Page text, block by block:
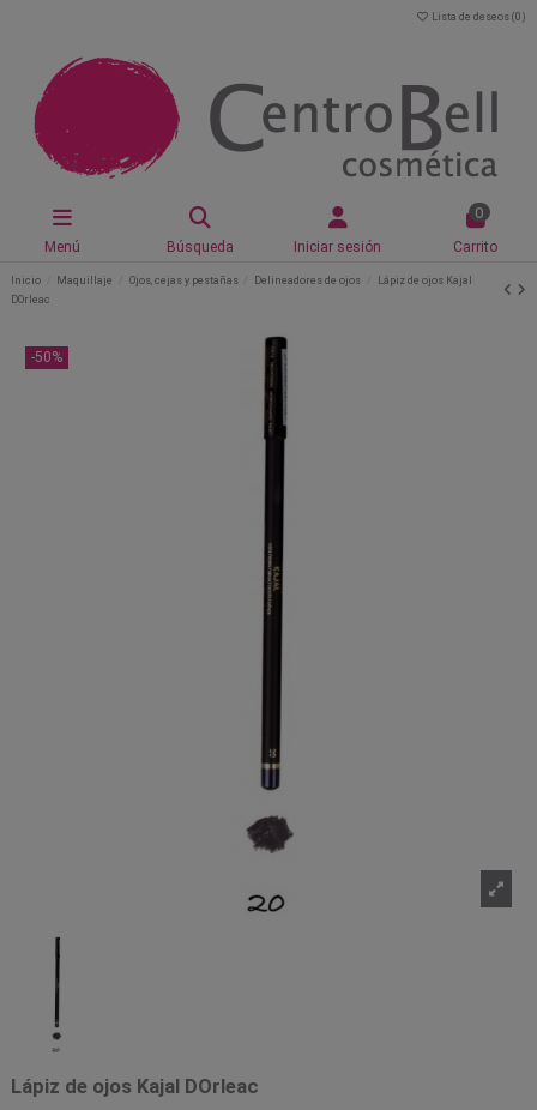
Lista de deseos (0 )
Menú Búsqueda Iniciar sesión
0
Carrito
Inicio Maquillaje Ojos, cejas y pestañas Delineadores de ojos
Lápiz de ojos Kajal
DOrleac
-50%
Lápiz de ojos Kajal DOrleac